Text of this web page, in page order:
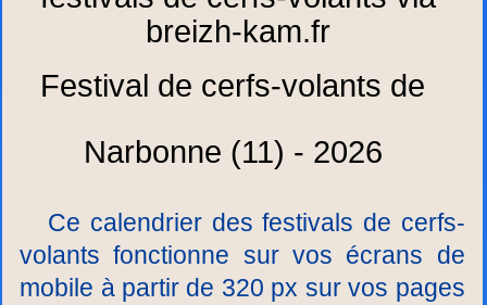
Festival de cerfs-volants de
Narbonne (11) - 2026
Ce calendrier des festivals de cerfs-
volants fonctionne sur vos écrans de
mobile à partir de 320 px sur vos pages